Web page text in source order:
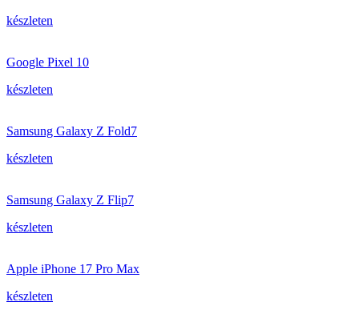
készleten
Google Pixel 10
készleten
Samsung Galaxy Z Fold7
készleten
Samsung Galaxy Z Flip7
készleten
Apple iPhone 17 Pro Max
készleten